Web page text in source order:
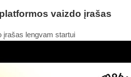
vaizdo įrašas
įrašas lengvam startui